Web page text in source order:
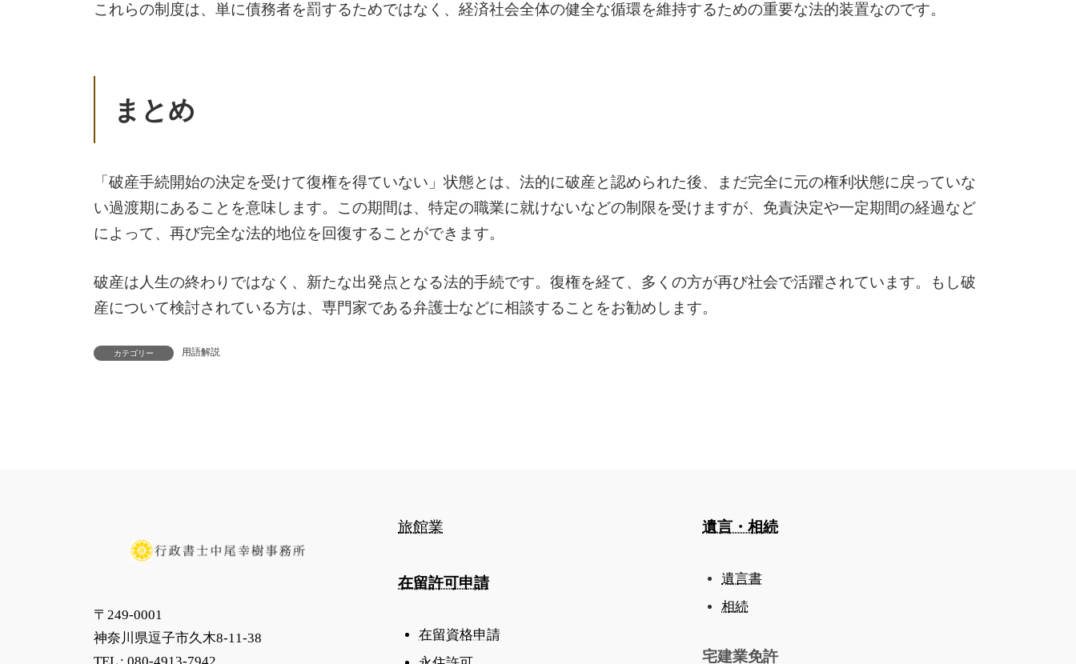
これらの制度は、単に債務者を罰するためではなく、経済社会全体の健全な循環を維持するための重要な法的装置なのです。
まとめ
「破産手続開始の決定を受けて復権を得ていない」状態とは、法的に破産と認められた後、まだ完全に元の権利状態に戻っていな
い過渡期にあることを意味します。この期間は、特定の職業に就けないなどの制限を受けますが、免責決定や一定期間の経過など
によって、再び完全な法的地位を回復することができます。
破産は人生の終わりではなく、新たな出発点となる法的手続です。復権を経て、多くの方が再び社会で活躍されています。もし破
産について検討されている方は、専門家である弁護士などに相談することをお勧めします。
カテゴリー 用語解説
〒249-0001
神奈川県逗子市久木8-11-38
旅館業
在留許可申請
在留資格申請
遺言・相続
遺言書
相続
宅建業免許